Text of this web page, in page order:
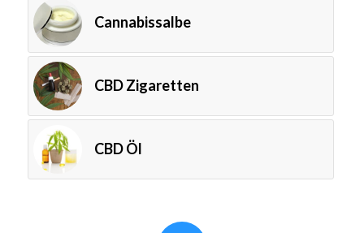
Cannabissalbe
CBD Zigaretten
CBD Öl